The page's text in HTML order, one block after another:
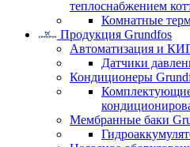
теплоснабжением
Комнатные
Продукция Grundfos
Автоматизация и
Датчики
Кондиционеры
Мембранные баки